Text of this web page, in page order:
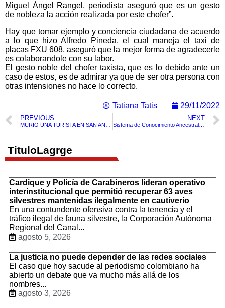
Miguel Ángel Rangel, periodista aseguró que es un gesto
de nobleza la acción realizada por este chofer”.
Hay que tomar ejemplo y conciencia ciudadana de acuerdo
a lo que hizo Alfredo Pineda, el cual maneja el taxi de
placas FXU 608, aseguró que la mejor forma de agradecerle
es colaborandole con su labor.
El gesto noble del chofer taxista, que es lo debido ante un
caso de estos, es de admirar ya que de ser otra persona con
otras intensiones no hace lo correcto.
Tatiana Tatis 29/11/2022
PREVIOUS
MURIÓ UNA TURISTA EN SAN ANDRÉS TRAS RESULTAR HERIDA CON ELICE DE UNA LANCHA
NEXT
Sistema de Conocimiento Ancestral de cuatro pueblos Indígenas es reconocido como Patrimonio Cultural Inmaterial de la humanidad.
TituloLagrge
Cardique y Policía de Carabineros lideran operativo
interinstitucional que permitió recuperar 63 aves
silvestres mantenidas ilegalmente en cautiverio
En una contundente ofensiva contra la tenencia y el
tráfico ilegal de fauna silvestre, la Corporación Autónoma
Regional del Canal...
agosto 5, 2026
La justicia no puede depender de las redes sociales
El caso que hoy sacude al periodismo colombiano ha
abierto un debate que va mucho más allá de los
nombres...
agosto 3, 2026